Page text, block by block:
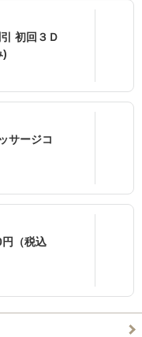
初回３Ｄ
)
サージコ
（税込